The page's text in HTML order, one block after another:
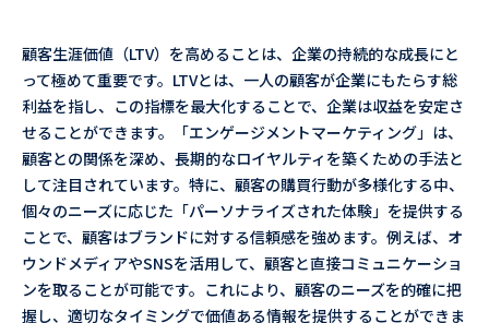
顧客生涯価値（LTV）を高めることは、企業の持続的な成長にと
って極めて重要です。LTVとは、一人の顧客が企業にもたらす総
利益を指し、この指標を最大化することで、企業は収益を安定さ
せることができます。「エンゲージメントマーケティング」は、
顧客との関係を深め、長期的なロイヤルティを築くための手法と
して注目されています。特に、顧客の購買行動が多様化する中、
個々のニーズに応じた「パーソナライズされた体験」を提供する
ことで、顧客はブランドに対する信頼感を強めます。例えば、オ
ウンドメディアやSNSを活用して、顧客と直接コミュニケーショ
ンを取ることが可能です。これにより、顧客のニーズを的確に把
握し、適切なタイミングで価値ある情報を提供することができま